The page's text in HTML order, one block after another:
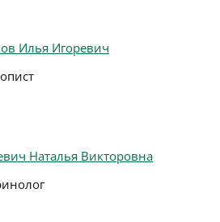
Илья Игоревич
Наталья Викторовна